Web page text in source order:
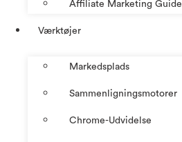
Affiliate Marketing Guide
Værktøjer
Markedsplads
Sammenligningsmotorer
Chrome-Udvidelse